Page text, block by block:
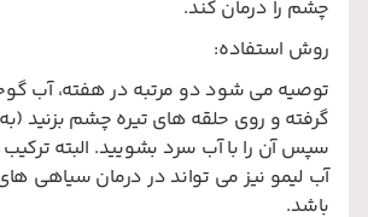
چشم را درمان کند.
روش استفاده:
توصیه می شود دو مرتبه در هفته، آب
آب لیمو نیز می تواند در درمان سیاهی
باشد.